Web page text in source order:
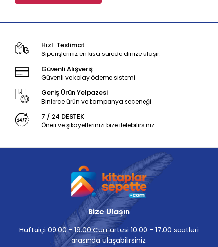
Hızlı Teslimat
Siparişleriniz en kısa sürede elinize ulaşır.
Güvenli Alışveriş
Güvenli ve kolay ödeme sistemi
Geniş Ürün Yelpazesi
Binlerce ürün ve kampanya seçeneği
7 / 24 DESTEK
Öneri ve şikayetlerinizi bize iletebilirsiniz.
Bize Ulaşın
Haftaiçi 09:00 - 19:00 Cumartesi 10:00 - 17:00 saatleri
arasında ulaşabilirsiniz.